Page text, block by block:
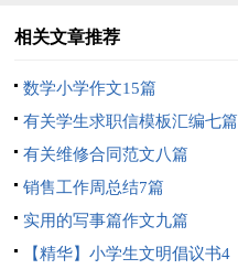
相关文章推荐
数学小学作文15篇
有关学生求职信模板汇编七篇
有关维修合同范文八篇
销售工作周总结7篇
实用的写事篇作文九篇
【精华】小学生文明倡议书4